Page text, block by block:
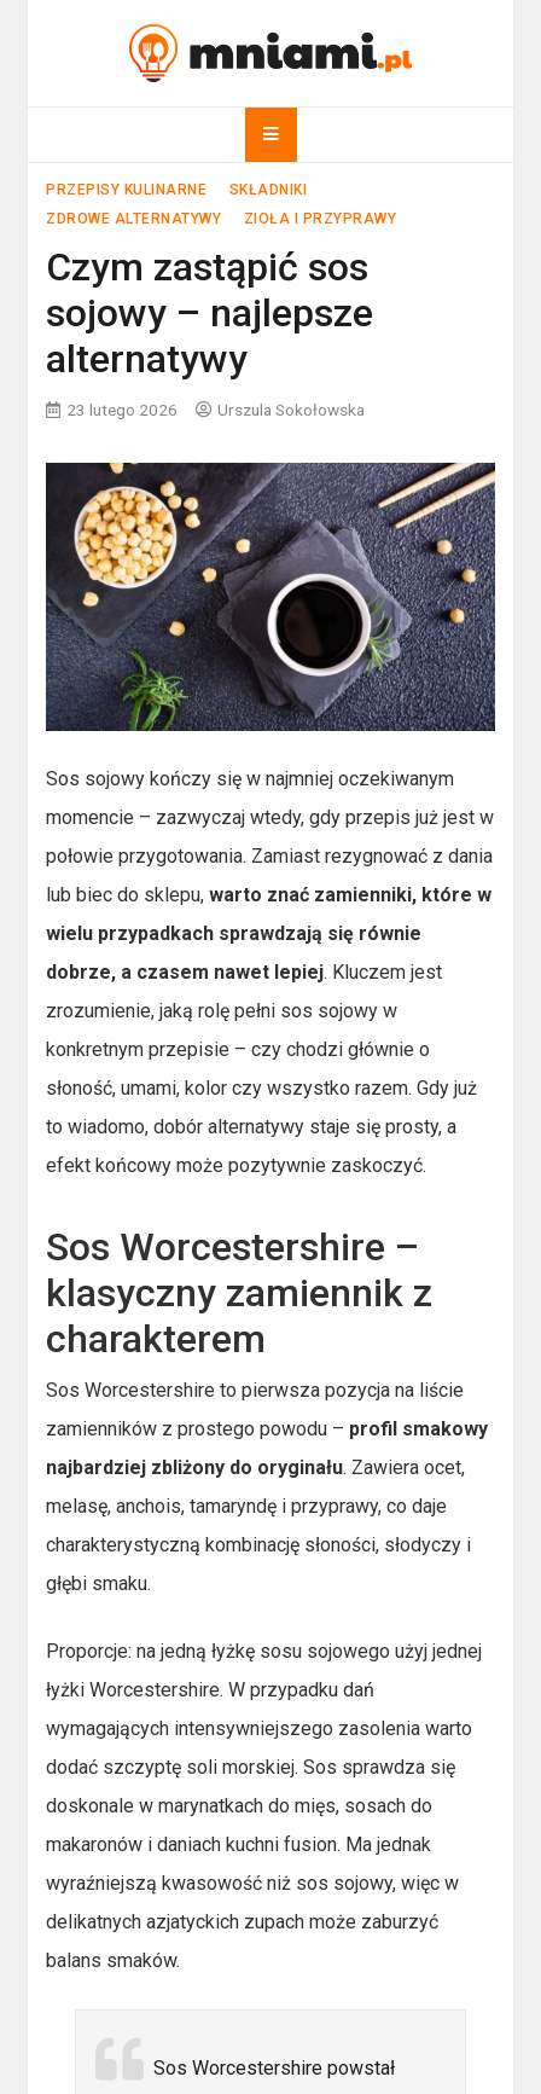
mniami.pl
PRZEPISY KULINARNE
SKŁADNIKI
ZDROWE ALTERNATYWY
ZIOŁA I PRZYPRAWY
Czym zastąpić sos
sojowy – najlepsze
alternatywy
23 lutego 2026 Urszula Sokołowska
Sos sojowy kończy się w najmniej oczekiwanym
momencie – zazwyczaj wtedy, gdy przepis już jest w
połowie przygotowania. Zamiast rezygnować z dania
lub biec do sklepu,warto znać zamienniki, które w
wielu przypadkach sprawdzają się równie
dobrze, a czasem nawet lepiej. Kluczem jest
zrozumienie, jaką rolę pełni sos sojowy w
konkretnym przepisie – czy chodzi głównie o
słoność, umami, kolor czy wszystko razem. Gdy już
to wiadomo, dobór alternatywy staje się prosty, a
efekt końcowy może pozytywnie zaskoczyć.
Sos Worcestershire –
klasyczny zamiennik z
charakterem
Sos Worcestershire to pierwsza pozycja na liście
zamienników z prostego powodu – profil smakowy
najbardziej zbliżony do oryginału. Zawiera ocet,
melasę, anchois, tamaryndę i przyprawy, co daje
charakterystyczną kombinację słoności, słodyczy i
głębi smaku.
Proporcje: na jedną łyżkę sosu sojowego użyj jednej
łyżki Worcestershire. W przypadku dań
wymagających intensywniejszego zasolenia warto
dodać szczyptę soli morskiej. Sos sprawdza się
doskonale w marynatkach do mięs, sosach do
makaronów i daniach kuchni fusion. Ma jednak
wyraźniejszą kwasowość niż sos sojowy, więc w
delikatnych azjatyckich zupach może zaburzyć
balans smaków.
Sos Worcestershire powstał